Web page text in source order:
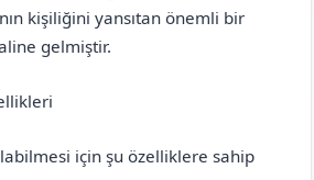
kişiliğini yansıtan önemli bir
gelmiştir.
için şu özelliklere sahip